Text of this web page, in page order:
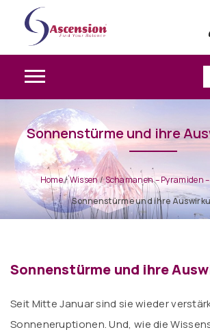
Sonnenstürme und ihre
Home/Wissen/Schamanen – Pyramiden
Sonnenstürme und ihre
Sonnenstürme und ihre
Seit Mitte Januar sind sie wieder
Sonneneruptionen. Und, wie die